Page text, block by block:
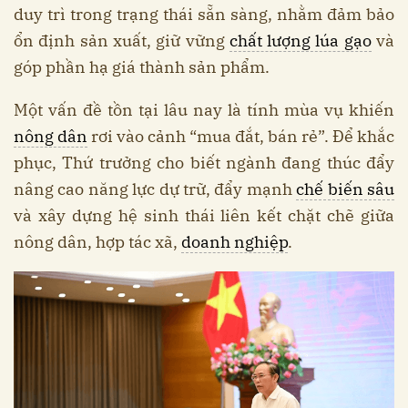
duy trì trong trạng thái sẵn sàng, nhằm đảm bảo
ổn định sản xuất, giữ vững chất lượng lúa gạovà
góp phần hạ giá thành sản phẩm.
Một vấn đề tồn tại lâu nay là tính mùa vụ khiến
nông dân rơi vào cảnh “mua đắt, bán rẻ”. Để khắc
phục, Thứ trưởng cho biết ngành đang thúc đẩy
nâng cao năng lực dự trữ, đẩy mạnhchế biến sâu
và xây dựng hệ sinh thái liên kết chặt chẽ giữa
nông dân, hợp tác xã, doanh nghiệp.